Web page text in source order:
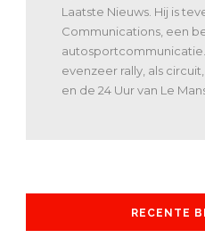
Laatste Nieuws. Hij is
Communications, een
autosportcommunicatie.
evenzeer rally, als
en de 24 Uur van Le
RECENTE